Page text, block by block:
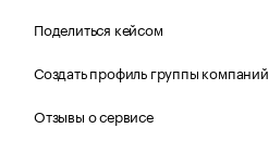
Поделиться кейсом
Создать профиль группы компаний
Отзывы о сервисе